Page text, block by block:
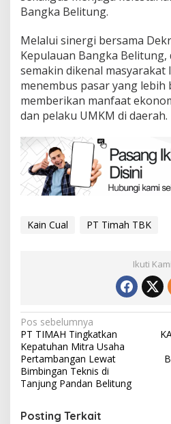
Bangka Belitung.
Melalui sinergi bersama
Kepulauan Bangka Belitung,
semakin dikenal masyarakat
menembus pasar yang lebih
memberikan manfaat
dan pelaku UMKM di daerah.
Kain Cual PT Timah TBK
Ikuti Kami
Navigasi
pos
Pos sebelumnya
PT TIMAH Tingkatkan
Kepatuhan Mitra Usaha
Pertambangan Lewat
Bimbingan Teknis di
Tanjung Pandan Belitung
Posting Terkait